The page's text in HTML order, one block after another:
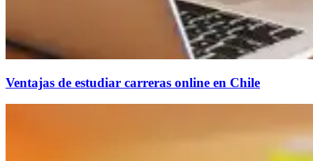
Ventajas de estudiar carreras online en Chile